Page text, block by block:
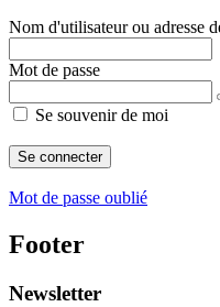
Nom d'utilisateur ou adresse
Mot de passe
Se souvenir de moi
Mot de passe oublié
Footer
Newsletter